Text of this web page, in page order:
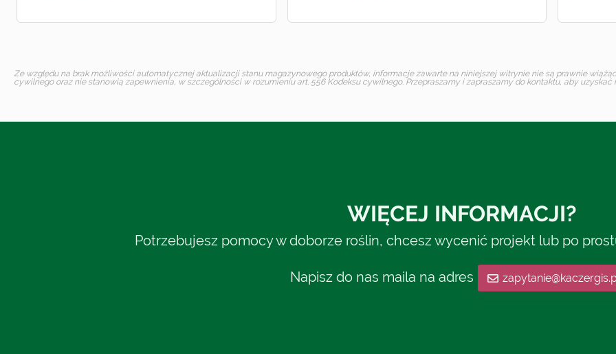
Ze względu na brak możliwości automatycznej aktualizacji stanu magazynowego produktów, informacje zawarte na niniejszej witrynie nie są prawnie
cywilnego oraz nie stanowią zapewnienia, w szczególności w rozumieniu art. 556 Kodeksu cywilnego. Przepraszamy i zapraszamy do kontaktu, aby
WIĘCEJ INFORMACJI?
Potrzebujesz pomocy w doborze roślin, chcesz wycenić projekt lub po
Napisz do nas maila na adres